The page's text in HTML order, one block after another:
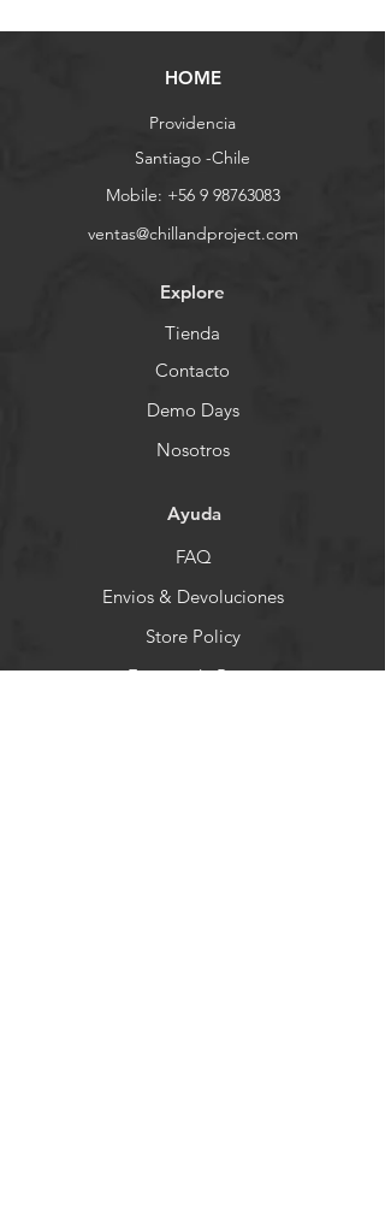
HOME
Providencia
Santiago -Chile
Mobile: +56 9 98763083
ventas@chillandproject.com
Explore
Tienda
Contacto
Demo Days
Nosotros
Ayuda
FAQ
Envios & Devoluciones
Store Policy
Formas de Pago